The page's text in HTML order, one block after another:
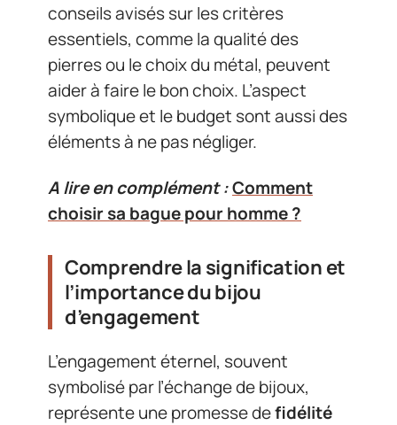
conseils avisés sur les critères
essentiels, comme la qualité des
pierres ou le choix du métal, peuvent
aider à faire le bon choix. L’aspect
symbolique et le budget sont aussi des
éléments à ne pas négliger.
A lire en complément :Comment
choisir sa bague pour homme ?
Comprendre la signification et
l’importance du bijou
d’engagement
L’engagement éternel, souvent
symbolisé par l’échange de bijoux,
représente une promesse defidélité